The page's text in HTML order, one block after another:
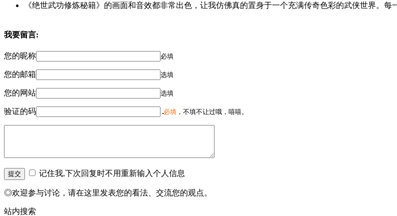
《绝世武功修炼秘籍》的画面和音效都非常出色，让我仿佛真的置身于一个充满传奇色彩的武侠世界。每
我要留言:
您的昵称 必填
您的邮箱 选填
您的网站 选填
验证的码 必填 ，不填不让过哦，嘻嘻。
记住我,下次回复时不用重新输入个人信息
◎欢迎参与讨论，请在这里发表您的看法、交流您的观点。
站内搜索